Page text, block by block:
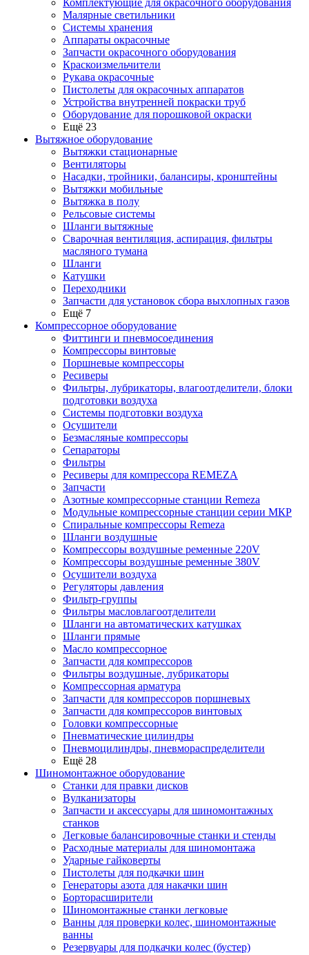
Комплектующие для окрасочного оборудования
Малярные светильники
Системы хранения
Аппараты окрасочные
Запчасти окрасочного оборудования
Краскоизмельчители
Рукава окрасочные
Пистолеты для окрасочных аппаратов
Устройства внутренней покраски труб
Оборудование для порошковой окраски
Ещё 23
Вытяжное оборудование
Вытяжки стационарные
Вентиляторы
Насадки, тройники, балансиры, кронштейны
Вытяжки мобильные
Вытяжка в полу
Рельсовые системы
Шланги вытяжные
Сварочная вентиляция, аспирация, фильтры
масляного тумана
Шланги
Катушки
Переходники
Запчасти для установок сбора выхлопных газов
Ещё 7
Компрессорное оборудование
Фиттинги и пневмосоединения
Компрессоры винтовые
Поршневые компрессоры
Ресиверы
Фильтры, лубрикаторы, влагоотделители, блоки
подготовки воздуха
Системы подготовки воздуха
Осушители
Безмасляные компрессоры
Сепараторы
Фильтры
Ресиверы для компрессора REMEZA
Запчасти
Азотные компрессорные станции Remeza
Модульные компрессорные станции серии МКР
Спиральные компрессоры Remeza
Шланги воздушные
Компрессоры воздушные ременные 220V
Компрессоры воздушные ременные 380V
Осушители воздуха
Регуляторы давления
Фильтр-группы
Фильтры масловлагоотделители
Шланги на автоматических катушках
Шланги прямые
Масло компрессорное
Запчасти для компрессоров
Фильтры воздушные, лубрикаторы
Компрессорная арматура
Запчасти для компрессоров поршневых
Запчасти для компрессоров винтовых
Головки компрессорные
Пневматические цилиндры
Пневмоцилиндры, пневмораспределители
Ещё 28
Шиномонтажное оборудование
Станки для правки дисков
Вулканизаторы
Запчасти и аксессуары для шиномонтажных
станков
Легковые балансировочные станки и стенды
Расходные материалы для шиномонтажа
Ударные гайковерты
Пистолеты для подкачки шин
Генераторы азота для накачки шин
Борторасширители
Шиномонтажные станки легковые
Ванны для проверки колес, шиномонтажные
ванны
Резервуары для подкачки колес (бустер)